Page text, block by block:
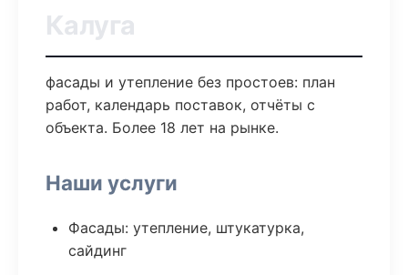
Калуга
фасады и утепление без простоев: план
работ, календарь поставок, отчёты с
объекта. Более 18 лет на рынке.
Наши услуги
Фасады: утепление, штукатурка,
сайдинг